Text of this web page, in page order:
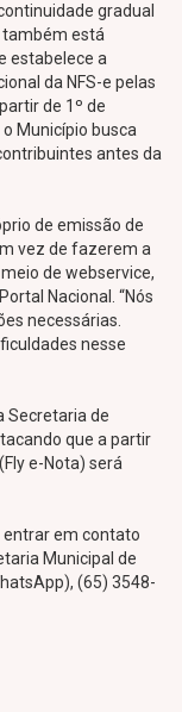
gradual
também está
estabelece a
da NFS-e pelas
de 1º de
Município busca
antes da
de emissão de
vez de fazerem a
de webservice,
Nacional. “Nós
necessárias.
nesse
Secretaria de
que a partir
e-Nota) será
entrar em contato
Municipal de
(65) 3548-